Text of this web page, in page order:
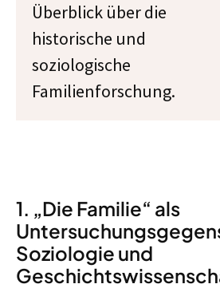
Überblick über die
historische und
soziologische
Familienforschung.
1. „Die Familie“ als
Soziologie und